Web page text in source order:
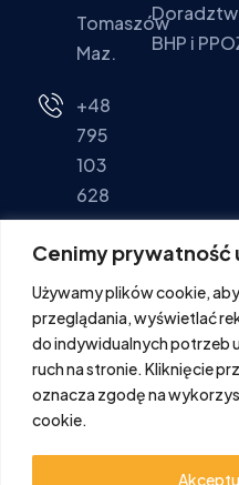
Cenimy
Używamy plików cookie,
przeglądania, wyświetlać
do indywidualnych potrzeb
ruch na stronie. Kliknięcie
oznacza zgodę na
cookie.
Tomaszów
Maz.
+48
795
103
628
Pon - Pt:
16:00
Sob. -
Ndz.:
Zamknięte
BHP i